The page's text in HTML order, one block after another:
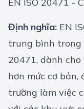
EN ISO 20471 -
Định nghĩa: EN
trung bình trong
20471, dành
hơn mức cơ bản,
trường làm việc